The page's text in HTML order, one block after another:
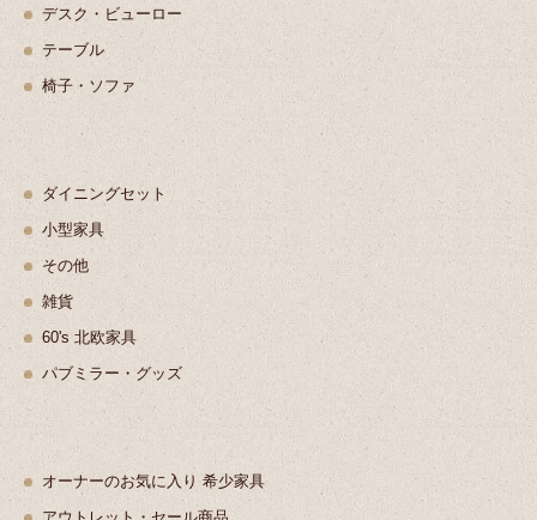
デスク・ビューロー
テーブル
椅子・ソファ
ダイニングセット
小型家具
その他
雑貨
60's 北欧家具
パブミラー・グッズ
オーナーのお気に入り 希少家具